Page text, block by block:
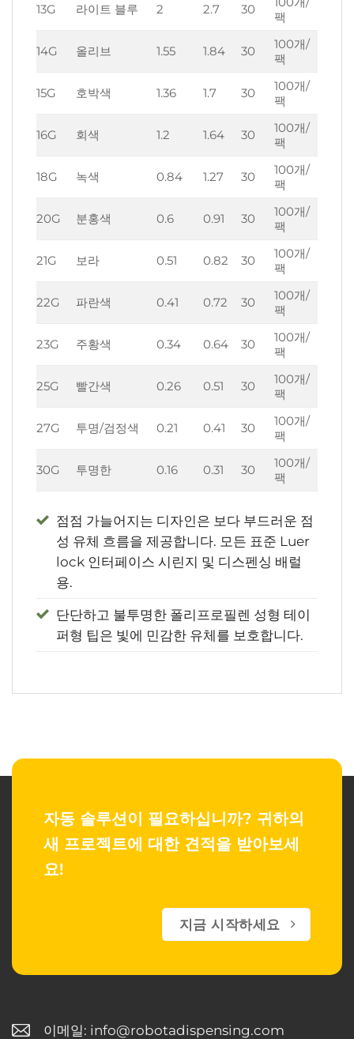
13G 라이트 블루 2 2.7 30
팩
14G 올리브 1.55 1.84 30
100개/
팩
15G 호박색 1.36 1.7 30
100개/
팩
16G 회색 1.2 1.64 30
100개/
팩
18G 녹색 0.84 1.27 30
100개/
팩
20G 분홍색 0.6 0.91 30
100개/
팩
21G 보라 0.51 0.82 30
100개/
팩
22G 파란색 0.41 0.72 30
100개/
팩
23G 주황색 0.34 0.64 30
100개/
팩
25G 빨간색 0.26 0.51 30
100개/
팩
27G 투명/검정색 0.21 0.41 30
100개/
팩
30G 투명한 0.16 0.31 30
100개/
팩
점점 가늘어지는 디자인은 보다 부드러운 점
성 유체 흐름을 제공합니다. 모든 표준 Luer
lock 인터페이스 시린지 및 디스펜싱 배럴
용.
단단하고 불투명한 폴리프로필렌 성형 테이
퍼형 팁은 빛에 민감한 유체를 보호합니다.
자동 솔루션이 필요하십니까? 귀하의
새 프로젝트에 대한 견적을 받아보세
요!
지금 시작하세요
이메일: info@robotadispensing.com